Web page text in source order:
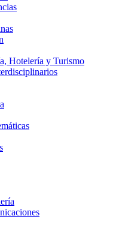
Hotelería y Turismo